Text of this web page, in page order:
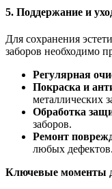
5. Поддержание и
Для сохранения
заборов необходимо
Регулярная
Покраска и
металлических
Обработка
заборов.
Ремонт
любых дефектов.
Ключевые моменты